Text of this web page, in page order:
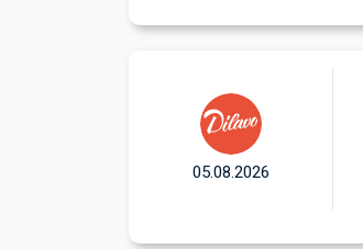
05.08.2026